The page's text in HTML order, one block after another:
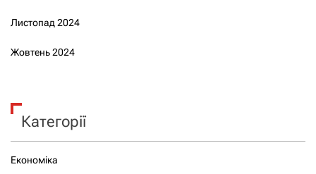
Листопад 2024
Жовтень 2024
Категорії
Економіка